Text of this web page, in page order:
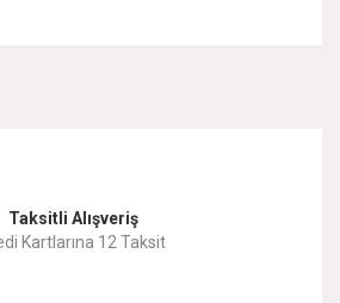
bozuk veya görüntülenemiyor.
Taksitli Alışveriş
Kartlarına 12 Taksit